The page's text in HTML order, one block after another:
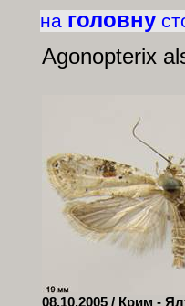
на головну
Agonopterix
08.10.2005 / Крим -